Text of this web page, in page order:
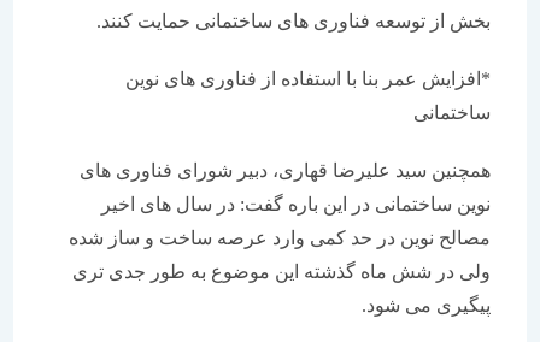
بخش از توسعه فناوری های ساختمانی حمایت کنند.
*افزایش عمر بنا با استفاده از فناوری های نوین
ساختمانی
همچنین سید علیرضا قهاری، دبیر شورای فناوری های
نوین ساختمانی در این باره گفت: در سال های اخیر
مصالح نوین در حد کمی وارد عرصه ساخت و ساز شده
ولی در شش ماه گذشته این موضوع به طور جدی تری
پیگیری می شود.